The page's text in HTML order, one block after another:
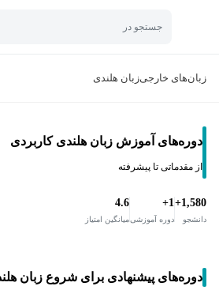
جستجو در
زبان‌های خارجیزبان هلندی
دوره‌های آموزش زبان هلندی کاربردی
از مقدماتی تا پیشرفته
1,580+
دانشجو
1+
دوره آموزشی
4.6
میانگین امتیاز
دوره‌های پیشنهادی برای شروع زبان